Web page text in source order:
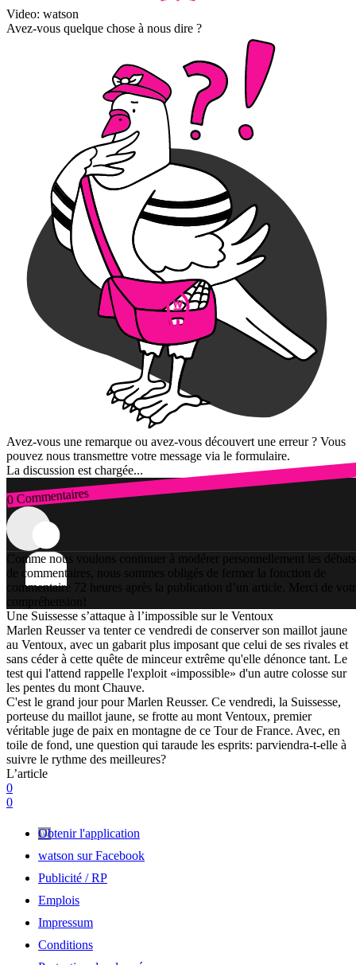
Video: watson
Avez-vous quelque chose à nous dire ?
Avez-vous une remarque ou avez-vous découvert une erreur ? Vous
pouvez nous transmettre votre message via le formulaire.
La discussion est chargée...
0 Commentaires
Connexion
Comme nous voulons continuer à modérer personnellement les débats
de commentaires, nous sommes obligés de fermer la fonction de
commentaire 72 heures après la publication d’un article. Merci de
compréhension!
Une Suissesse s’attaque à l’impossible sur le Ventoux
Marlen Reusser va tenter ce vendredi de conserver son maillot jaune
au Ventoux, avec un gabarit plus imposant que celui de ses rivales et
sans céder à cette quête de minceur extrême qu'elle dénonce tant. Le
test qui l'attend rappelle l'exploit «impossible» d'un autre colosse sur
les pentes du mont Chauve.
C'est le grand jour pour Marlen Reusser. Ce vendredi, la Suissesse,
porteuse du maillot jaune, se frotte au mont Ventoux, premier
véritable juge de paix en montagne de ce Tour de France. Avec, en
toile de fond, une question qui taraude les esprits: parviendra-t-elle à
suivre le rythme des meilleures?
L’article
0
0
Obtenir l'application
watson sur Facebook
Publicité / RP
Emplois
Impressum
Conditions